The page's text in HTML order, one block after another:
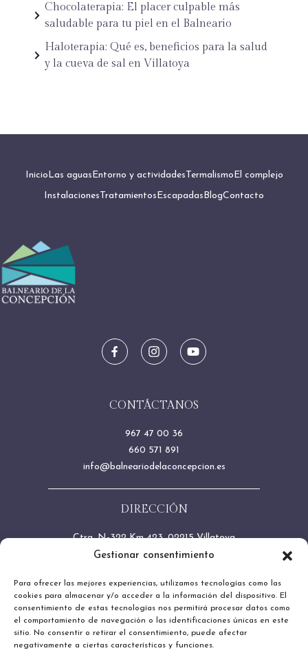
Gestionar consentimiento
Para ofrecer las mejores experiencias, utilizamos tecnologías como las
cookies para almacenar y/o acceder a la información del dispositivo. El
consentimiento de estas tecnologías nos permitirá procesar datos como
el comportamiento de navegación o las identificaciones únicas en este
sitio. No consentir o retirar el consentimiento, puede afectar
negativamente a ciertas características y funciones.
Chocolaterapia: El placer culpable más
saludable para tu piel en el Balneario
Haloterapia: Qué es, beneficios para la salud
y la cueva de sal en Villatoya
Inicio Las aguas Entorno y actividadesTermalismo El complejo
InstalacionesTratamientos Escapadas BlogContacto
CONTÁCTANOS
967 47 00 36
660 571 891
info@balneariodelaconcepcion.es
DIRECCIÓN
Ctra. N-322 Km 423, 02215 Villatoya
(Albacete)
HORARIOS DEL RESTAURANTE
Desayuno: de 08:00 a 10:30
Comida: de 13:00 a 15:30